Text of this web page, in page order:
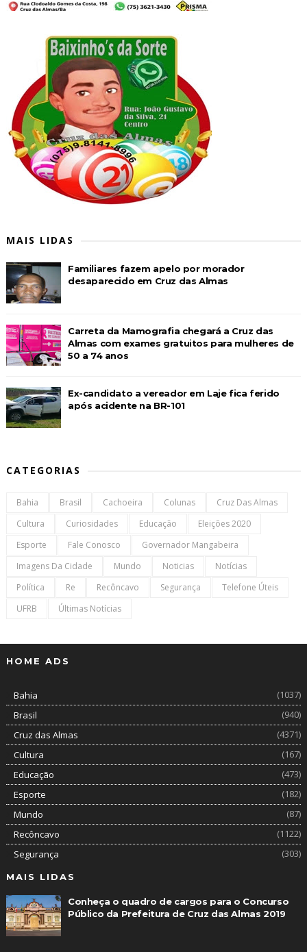
MAIS LIDAS
Familiares fazem apelo por morador
desaparecido em Cruz das Almas
Carreta da Mamografia chegará a Cruz das
Almas com exames gratuitos para mulheres de
50 a 74 anos
Ex-candidato a vereador em Laje fica ferido
após acidente na BR-101
CATEGORIAS
Bahia Brasil Cachoeira Colunas
Cruz Das Almas
Cultura
Curiosidades Educação
Eleições 2020
Esporte
Fale Conosco
Governador Mangabeira
Imagens Da Cidade
Mundo Noticias
Notícias
Política
Re Recôncavo Segurança
Telefone Úteis
UFRB
Últimas Notícias
HOME ADS
Bahia
(1037)
Brasil
(940)
Cruz das Almas
(4371)
Cultura
(167)
Educação
(473)
Esporte
(182)
Mundo
(87)
Recôncavo
(1122)
Segurança
(303)
MAIS LIDAS
Conheça o quadro de cargos para o Concurso
Público da Prefeitura de Cruz das Almas 2019